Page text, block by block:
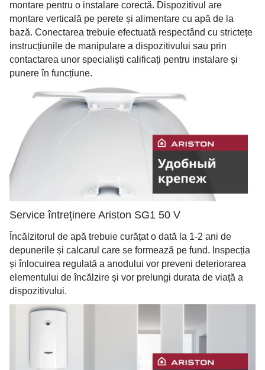
montare pentru o instalare corectă. Dispozitivul are
montare verticală pe perete și alimentare cu apă de la
bază. Conectarea trebuie efectuată respectând cu strictețe
instrucțiunile de manipulare a dispozitivului sau prin
contactarea unor specialiști calificați pentru instalare și
punere în funcțiune.
Service întreținere Ariston SG1 50 V
Încălzitorul de apă trebuie curățat o dată la 1-2 ani de
depunerile și calcarul care se formează pe fund. Inspecția
și înlocuirea regulată a anodului vor preveni deteriorarea
elementului de încălzire și vor prelungi durata de viață a
dispozitivului.